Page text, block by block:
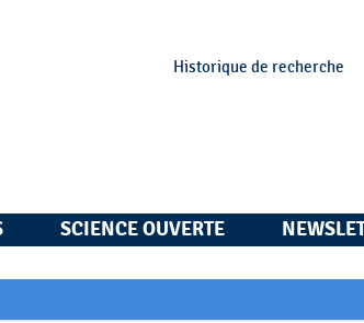
Historique de recherche
SCIENCE OUVERTE